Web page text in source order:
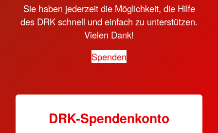
Sie haben jederzeit die Möglichkeit, die Hilfe
des DRK schnell und einfach zu unterstützen.
Vielen Dank!
Spenden
DRK-Spendenkonto